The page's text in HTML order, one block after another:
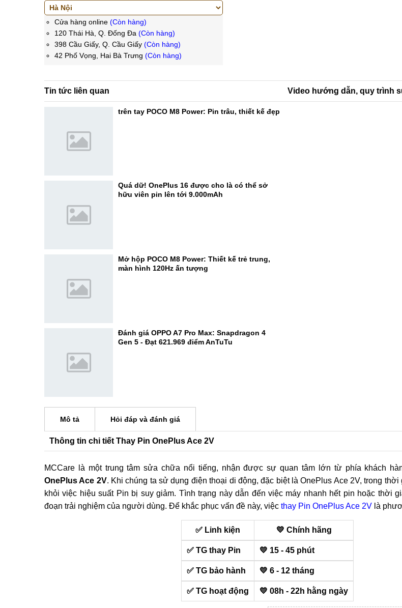
Cửa hàng online (Còn hàng)
120 Thái Hà, Q. Đống Đa (Còn hàng)
398 Cầu Giấy, Q. Cầu Giấy (Còn hàng)
42 Phố Vọng, Hai Bà Trưng (Còn hàng)
Tin tức liên quan
trên tay POCO M8 Power: Pin trâu, thiết kế đẹp
Quá dữ! OnePlus 16 được cho là có thể sở
hữu viên pin lên tới 9.000mAh
Mở hộp POCO M8 Power: Thiết kế trẻ trung,
màn hình 120Hz ấn tượng
Đánh giá OPPO A7 Pro Max: Snapdragon 4
Gen 5 - Đạt 621.969 điểm AnTuTu
Video hướng dẫn, quy trình
Mô tả Hỏi đáp và đánh giá
Thông tin chi tiết Thay Pin OnePlus Ace 2V
MCCare là một trung tâm sửa chữa nổi tiếng, nhận được sự quan tâm lớn từ phía khách
OnePlus Ace 2V. Khi chúng ta sử dụng điện thoại di động, đặc biệt là OnePlus Ace 2V, trong thời
khỏi việc hiệu suất Pin bị suy giảm. Tình trạng này dẫn đến việc máy nhanh hết pin hoặc thời
đoạn trải nghiệm của người dùng. Để khắc phục vấn đề này, việc thay Pin OnePlus Ace 2V là
✅ Linh kiện 💛 Chính hãng
✅ TG thay Pin 💛 15 - 45 phút
✅ TG bảo hành 💛 6 - 12 tháng
✅ TG hoạt động 💛 08h - 22h hằng ngày